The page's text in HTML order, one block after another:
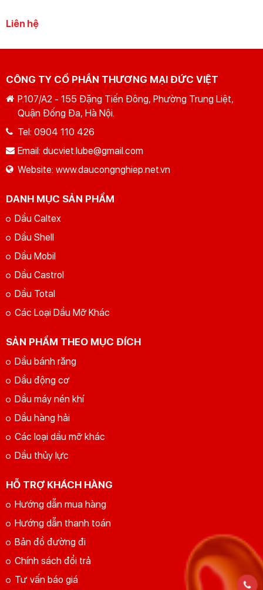
Liên hệ
CÔNG TY CỔ PHẦN THƯƠNG MẠI ĐỨC VIỆT
P.107/A2 - 155 Đặng Tiến Đông, Phường Trung Liệt,
Quận Đống Đa, Hà Nội.
Tel: 0904 110 426
Email: ducviet.lube@gmail.com
Website: www.daucongnghiep.net.vn
DANH MỤC SẢN PHẨM
Dầu Caltex
Dầu Shell
Dầu Mobil
Dầu Castrol
Dầu Total
Các Loại Dầu Mỡ Khác
SẢN PHẨM THEO MỤC ĐÍCH
Dầu bánh răng
Dầu động cơ
Dầu máy nén khí
Dầu hàng hải
Các loại dầu mỡ khác
Dầu thủy lực
HỖ TRỢ KHÁCH HÀNG
Hướng dẫn mua hàng
Hướng dẫn thanh toán
Bản đồ đường đi
Chính sách đổi trả
Tư vấn báo giá